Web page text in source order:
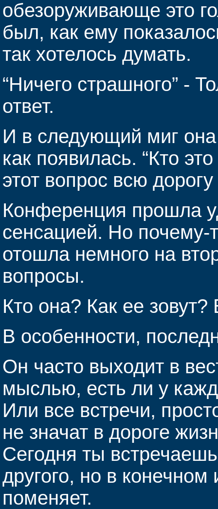
обезоруживающе это
был, как ему
так хотелось думать.
“Ничего страшного” -
ответ.
И в следующий миг
как появилась. “Кто
этот вопрос всю
Конференция прошла
сенсацией. Но
отошла немного на
вопросы.
Кто она? Как ее
В особенности,
Он часто выходит в
мыслью, есть ли у
Или все встречи,
не значат в дороге
Сегодня ты
другого, но в конечном
поменяет.